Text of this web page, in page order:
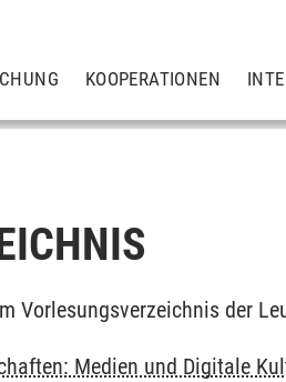
KOOPERATIONEN
Vorlesungsverzeichnis der
Medien und Digitale